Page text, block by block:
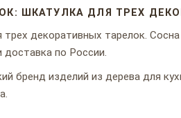
ШКАТУЛКА ДЛЯ ТРЕХ
трех декоративных тарелок.
по России.
бренд изделий из дерева для